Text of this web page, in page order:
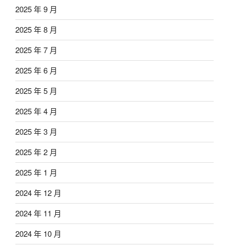
2025 年 9 月
2025 年 8 月
2025 年 7 月
2025 年 6 月
2025 年 5 月
2025 年 4 月
2025 年 3 月
2025 年 2 月
2025 年 1 月
2024 年 12 月
2024 年 11 月
2024 年 10 月